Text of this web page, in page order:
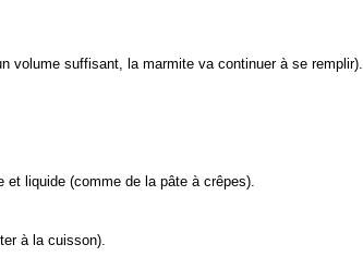
volume suffisant, la marmite va continuer à se remplir).
liquide (comme de la pâte à crêpes).
à la cuisson).